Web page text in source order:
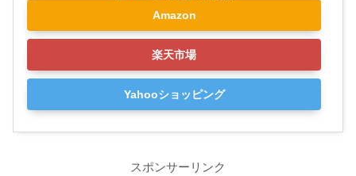
Amazon
楽天市場
Yahooショッピング
スポンサーリンク